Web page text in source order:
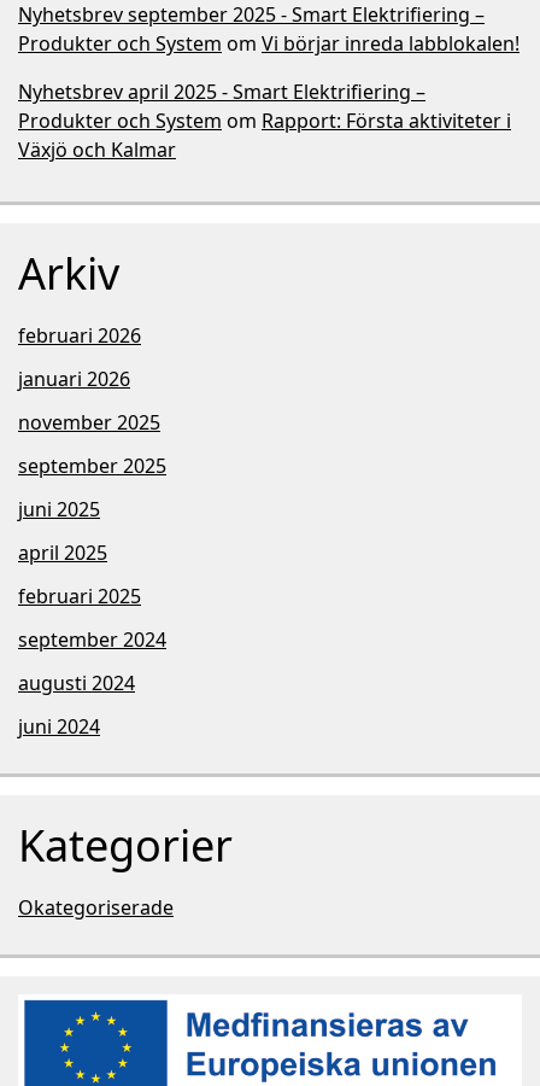
Nyhetsbrev september 2025 - Smart Elektrifiering –
Produkter och System om Vi börjar inreda labblokalen!
Nyhetsbrev april 2025 - Smart Elektrifiering –
Produkter och System om Rapport: Första aktiviteter i
Växjö och Kalmar
Arkiv
februari 2026
januari 2026
november 2025
september 2025
juni 2025
april 2025
februari 2025
september 2024
augusti 2024
juni 2024
Kategorier
Okategoriserade